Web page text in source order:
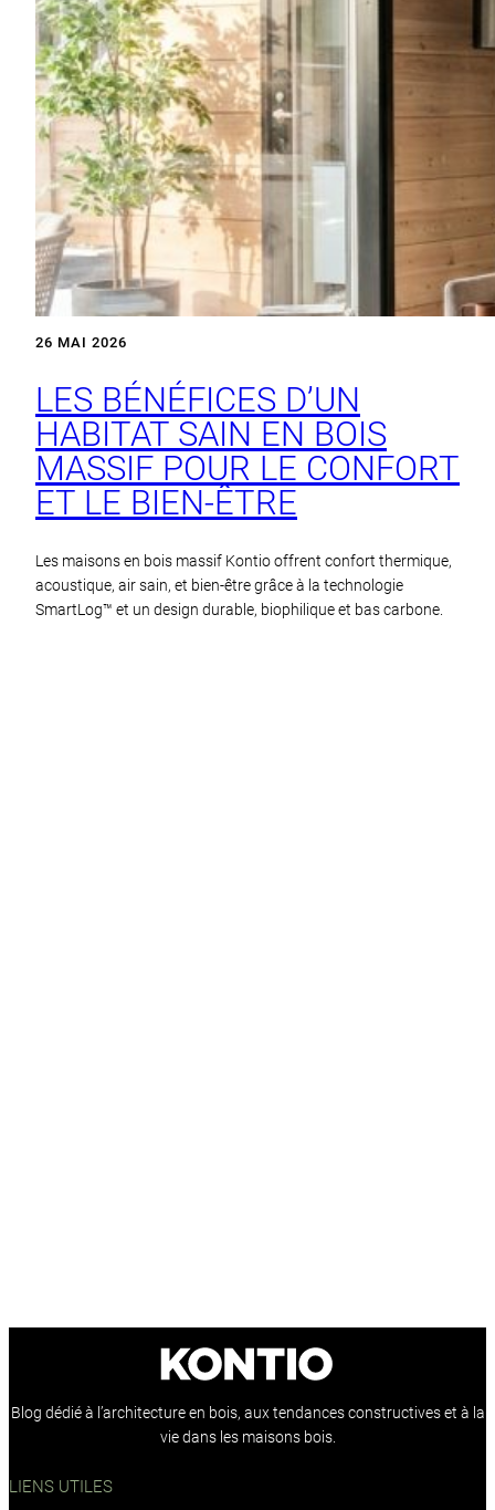
26 MAI 2026
LES BÉNÉFICES D’UN
HABITAT SAIN EN BOIS
MASSIF POUR LE CONFORT
ET LE BIEN‑ÊTRE
Les maisons en bois massif Kontio offrent confort thermique,
acoustique, air sain, et bien-être grâce à la technologie
SmartLog™ et un design durable, biophilique et bas carbone.
Blog dédié à l’architecture en bois, aux tendances constructives et à la
vie dans les maisons bois.
LIENS UTILES